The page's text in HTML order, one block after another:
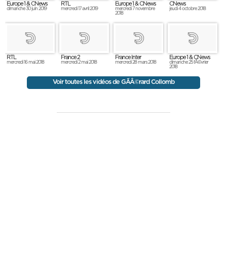
Europe 1 & CNews
dimanche 30 juin 2019
RTL
mercredi 17 avril 2019
Europe 1 & CNews
mercredi 7 novembre
2018
CNews
jeudi 4 octobre 2018
RTL
mercredi 16 mai 2018
France 2
mercredi 2 mai 2018
France Inter
mercredi 28 mars 2018
Europe 1 & CNews
dimanche 25 fÃ©vrier
2018
Voir toutes les vidéos de GÃÂ©rard Collomb